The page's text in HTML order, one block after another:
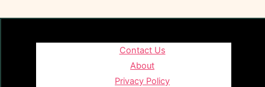
Contact Us
About
Privacy Policy